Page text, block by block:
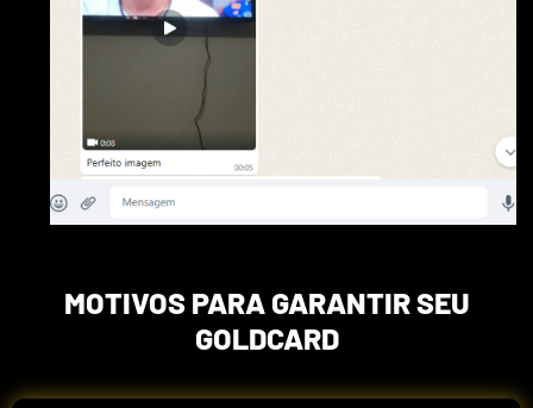
MOTIVOS PARA GARANTIR SEU
GOLDCARD